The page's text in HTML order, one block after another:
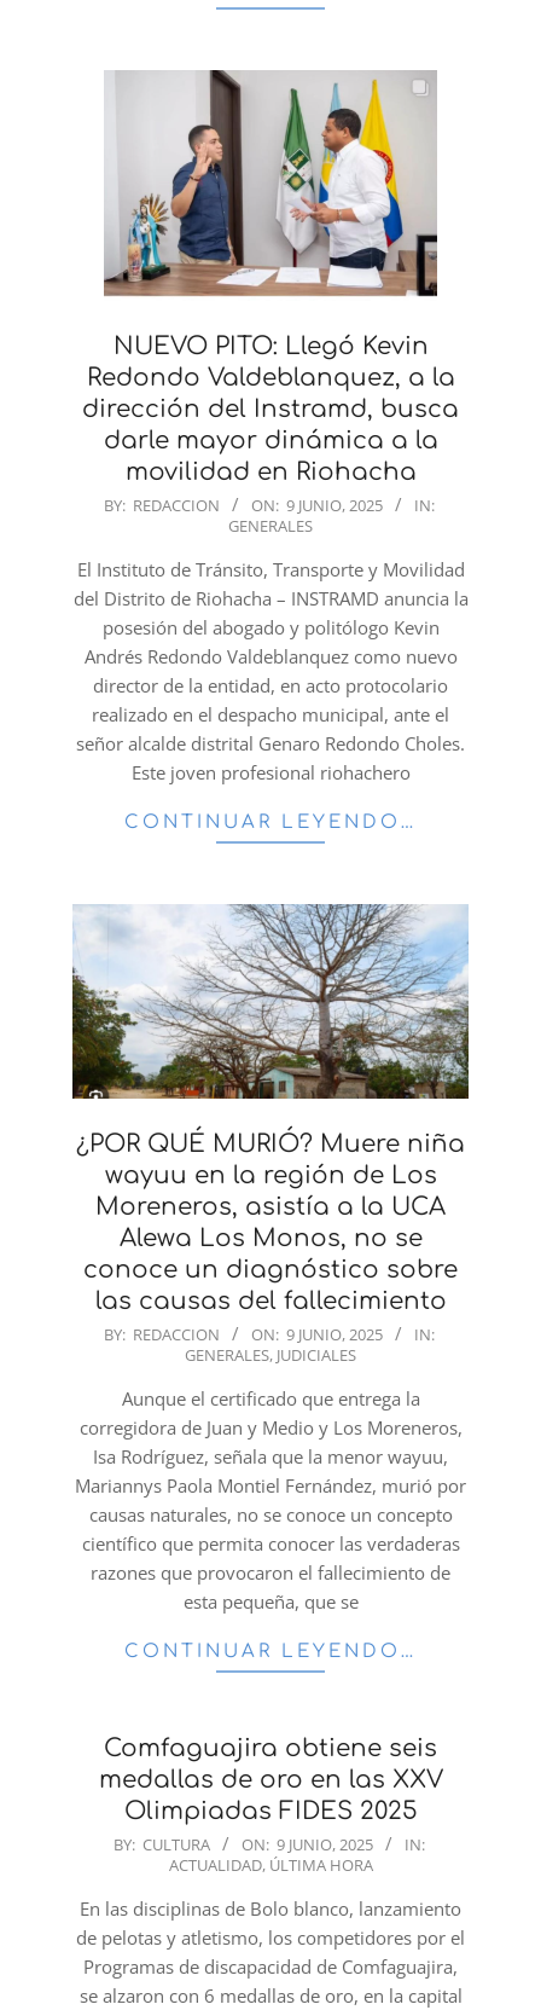
NUEVO PITO: Llegó Kevin
Redondo Valdeblanquez, a la
dirección del Instramd, busca
darle mayor dinámica a la
movilidad en Riohacha
2025-
09
BY: REDACCION ON: 9 JUNIO, 2025
IN:
GENERALES
El Instituto de Tránsito, Transporte y Movilidad
del Distrito de Riohacha – INSTRAMD anuncia la
posesión del abogado y politólogo Kevin
Andrés Redondo Valdeblanquez como nuevo
director de la entidad, en acto protocolario
realizado en el despacho municipal, ante el
señor alcalde distrital Genaro Redondo Choles.
Este joven profesional riohachero
CONTINUAR LEYENDO…
¿POR QUÉ MURIÓ? Muere niña
wayuu en la región de Los
Moreneros, asistía a la UCA
Alewa Los Monos, no se
conoce un diagnóstico sobre
las causas del fallecimiento
2025-
BY: REDACCION ON: 9 JUNIO, 2025
IN:
GENERALES, JUDICIALES
Aunque el certificado que entrega la
corregidora de Juan y Medio y Los Moreneros,
Isa Rodríguez, señala que la menor wayuu,
Mariannys Paola Montiel Fernández, murió por
causas naturales, no se conoce un concepto
científico que permita conocer las verdaderas
razones que provocaron el fallecimiento de
esta pequeña, que se
CONTINUAR LEYENDO…
Comfaguajira obtiene seis
medallas de oro en las XXV
Olimpiadas FIDES 2025
2025-
09
BY: CULTURA ON: 9 JUNIO, 2025
IN:
ACTUALIDAD, ÚLTIMA HORA
En las disciplinas de Bolo blanco, lanzamiento
de pelotas y atletismo, los competidores por el
Programas de discapacidad de Comfaguajira,
se alzaron con 6 medallas de oro, en la capital